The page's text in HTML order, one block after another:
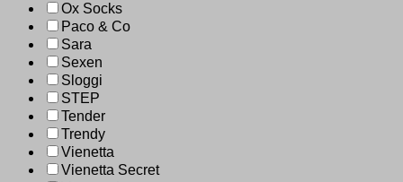
Ox Socks
Paco & Co
Sara
Sexen
Sloggi
STEP
Tender
Trendy
Vienetta
Vienetta Secret